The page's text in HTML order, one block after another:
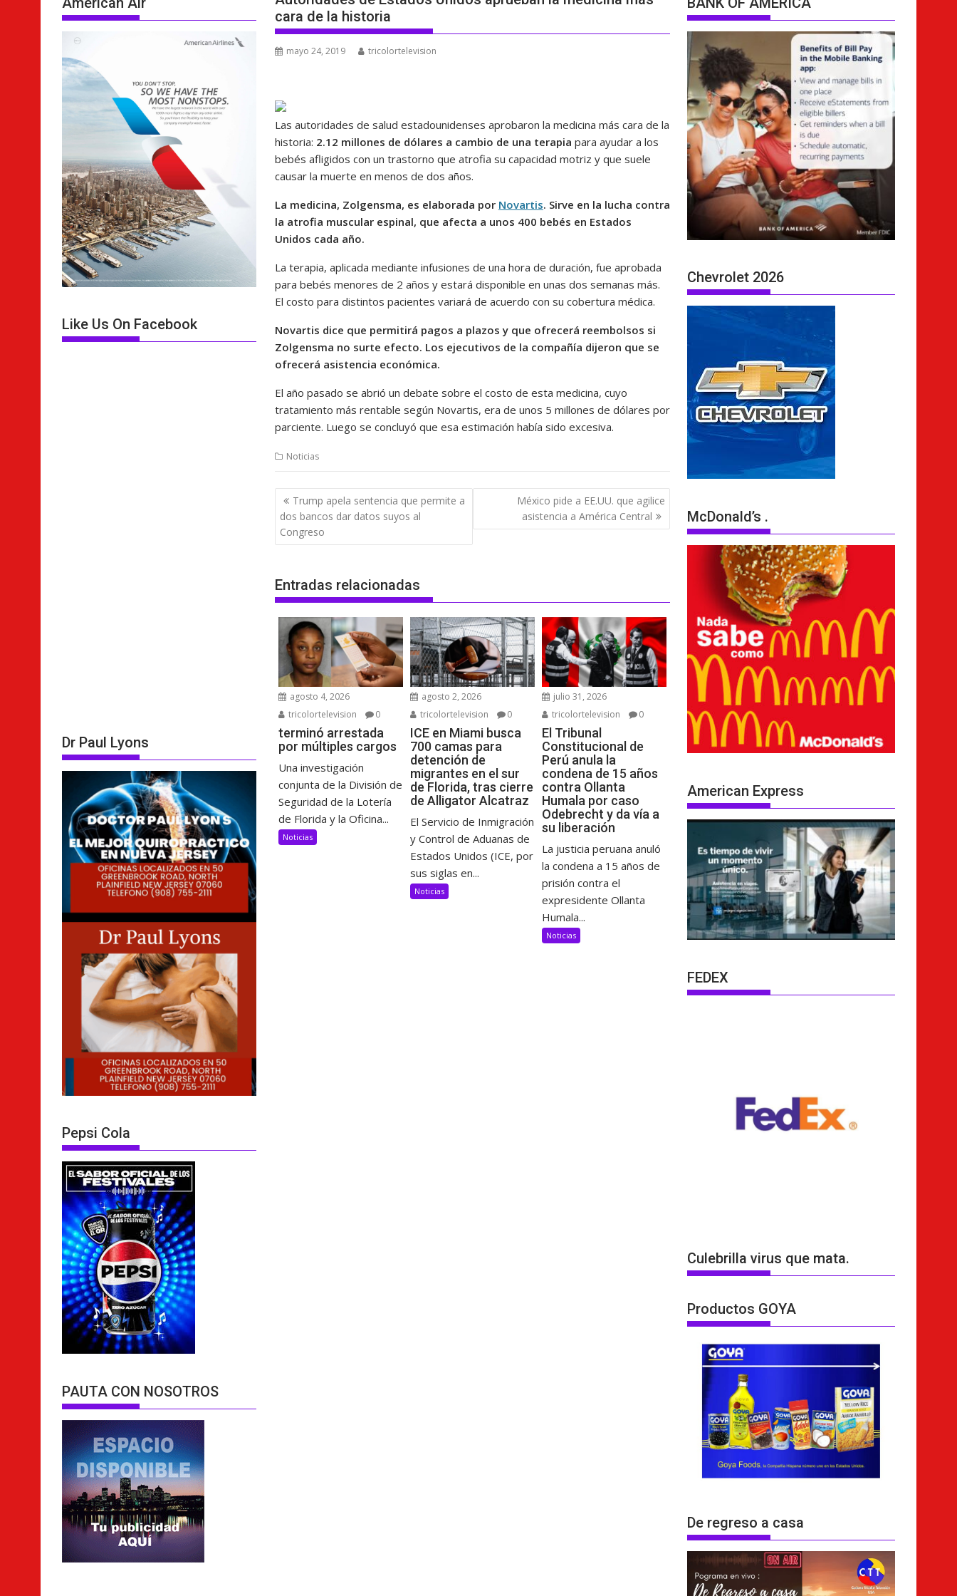
cara de la historia
mayo 24, 2019 tricolortelevision
Las autoridades de salud estadounidenses aprobaron la medicina más cara de la
historia: 2.12 millones de dólares a cambio de una terapia para ayudar a los
bebés afligidos con un trastorno que atrofia su capacidad motriz y que suele
causar la muerte en menos de dos años.
La medicina, Zolgensma, es elaborada por Novartis. Sirve en la lucha contra
la atrofia muscular espinal, que afecta a unos 400 bebés en Estados
Unidos cada año.
La terapia, aplicada mediante infusiones de una hora de duración, fue aprobada
para bebés menores de 2 años y estará disponible en unas dos semanas más.
El costo para distintos pacientes variará de acuerdo con su cobertura médica.
Novartis dice que permitirá pagos a plazos y que ofrecerá reembolsos si
Zolgensma no surte efecto. Los ejecutivos de la compañía dijeron que se
ofrecerá asistencia económica.
El año pasado se abrió un debate sobre el costo de esta medicina, cuyo
tratamiento más rentable según Novartis, era de unos 5 millones de dólares por
parciente. Luego se concluyó que esa estimación había sido excesiva.
Noticias
Navegación
de
entradas
Trump apela sentencia que permite a
dos bancos dar datos suyos al
Congreso
México pide a EE.UU. que agilice
asistencia a América Central
Entradas relacionadas
agosto 4, 2026
tricolortelevision
0
terminó arrestada
por múltiples cargos
Una investigación
conjunta de la División de
Seguridad de la Lotería
de Florida y la Oficina...
Noticias
agosto 2, 2026
tricolortelevision
0
ICE en Miami busca
700 camas para
detención de
migrantes en el sur
de Florida, tras cierre
de Alligator Alcatraz
El Servicio de Inmigración
y Control de Aduanas de
Estados Unidos (ICE, por
sus siglas en...
Noticias
julio 31, 2026
tricolortelevision
0
El Tribunal
Constitucional de
Perú anula la
condena de 15 años
contra Ollanta
Humala por caso
Odebrecht y da vía a
su liberación
La justicia peruana anuló
la condena a 15 años de
prisión contra el
expresidente Ollanta
Humala...
Noticias
Like Us On Facebook
Dr Paul Lyons
Pepsi Cola
PAUTA CON NOSOTROS
Chevrolet 2026
McDonald’s .
American Express
FEDEX
Culebrilla virus que mata.
Productos GOYA
De regreso a casa